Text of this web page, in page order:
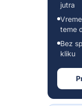
jutra
teme
Bez
kliku